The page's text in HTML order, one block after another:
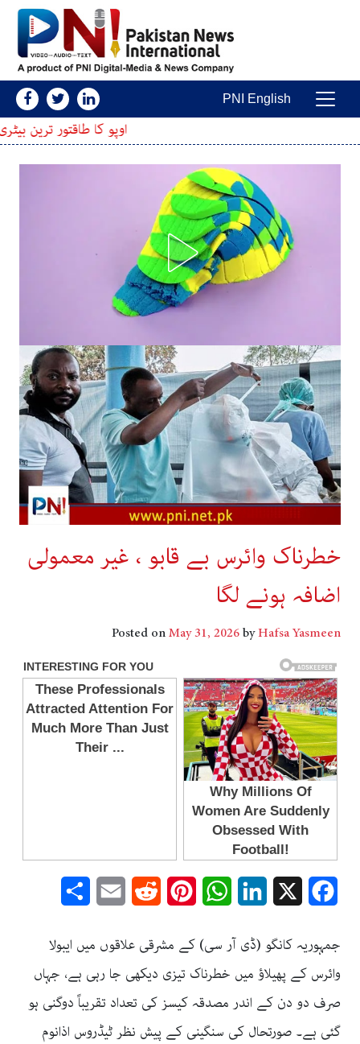
Main Navigation
PNI English
اوپو کا طاقتور ترین بیٹری والا اسمارٹ
خطرناک وائرس بے قابو ، غیر معمولی
اضافہ ہونے لگا
Posted onMay 31, 2026byHafsa Yasmeen
Facebook
LinkedIn
WhatsApp
Pinterest
Reddit
Email
جمہوریہ کانگو (ڈی آر سی) کے مشرقی علاقوں میں ایبولا
وائرس کے پھیلاؤ میں خطرناک تیزی دیکھی جا رہی ہے، جہاں
صرف دو دن کے اندر مصدقہ کیسز کی تعداد تقریباً دوگنی ہو
گئی ہے۔ صورتحال کی سنگینی کے پیش نظر ٹیڈروس اذانوم